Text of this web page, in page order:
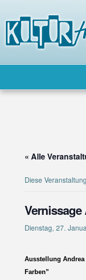
content
« Alle
Diese
Dienstag, 27.
Ausstellung
Farben”